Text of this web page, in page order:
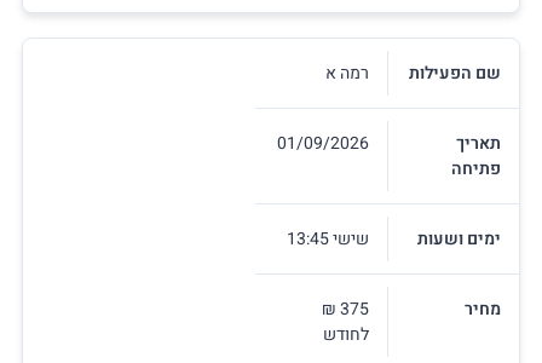
שם הפעילות רמה א
תאריך
פתיחה
01/09/2026
ימים ושעות שישי 13:45
מחיר
375 ₪
לחודש